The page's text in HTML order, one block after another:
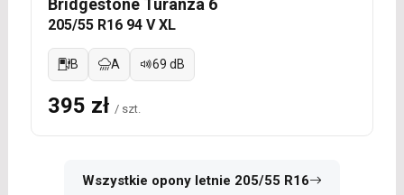
Bridgestone Turanza 6
205/55 R16 94 V XL
B A 69 dB
395 zł / szt.
Wszystkie opony letnie 205/55 R16